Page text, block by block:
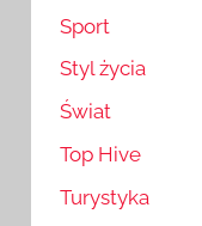
Sport
Styl życia
Świat
Top Hive
Turystyka